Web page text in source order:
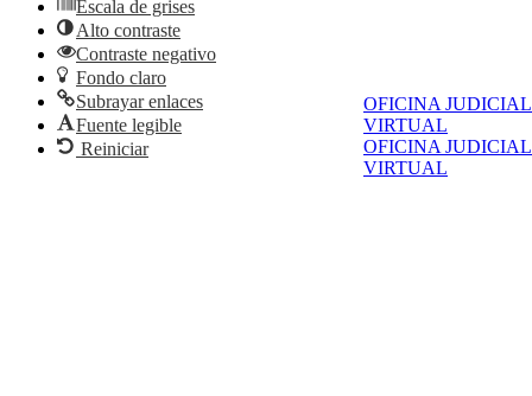
OFICINA JUDICIAL
VIRTUAL
OFICINA JUDICIAL
VIRTUAL
Escala de grises
Alto contraste
Contraste negativo
Fondo claro
Subrayar enlaces
Fuente legible
Reiniciar